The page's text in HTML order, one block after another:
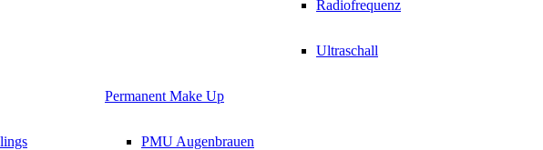
Radiofrequenz
Ultraschall
Permanent Make Up
PMU Augenbrauen